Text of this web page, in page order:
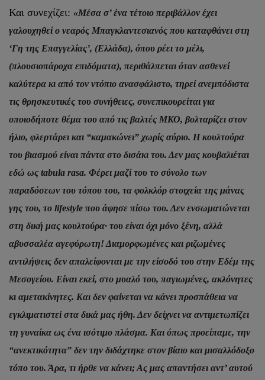
Και συνεχίζει: «Μέσα σ’ ένα τέτοιο περιβάλλον έχει
γαλουχηθεί ο νεαρός Μπαγκλαντεσιανός που καταφθάνει στη
‘Γη της Επαγγελίας’, (Ελλάδα), όπου ρέει το μέλι,
(πλουσιοπάροχα επιδόματα), περιθάλπεται όταν ασθενεί
καλύτερα κι από τον ντόπιο ανασφάλιστο, τηρεί ανεμπόδιστα
τις θρησκευτικές του συνήθειες, συνεπικουρείται για
οποιοδήποτε θέμα του από τις βαλτές ΜΚΟ, βολταρίζει στον
ήλιο, φλερτάρει και “καμακώνει” χωρίς αύριο. Η κουλτούρα
του βιασμού είναι πάντα στο δισάκι του. Δεν μας κουβαλιέται
εδώ ως tabula rasa. Φέρει μαζί του το σύνολο των
παραδόσεων του τόπου του, τα φολκλόρ στοιχεία της μάνας
γης του, το lifestyle που άφησε πίσω του. Δεν ενσωματώνεται
στη δική μας κουλτούρα· του είναι όχι μόνο ξένη, αλλά
αβυσσαλέα αγεφύρωτη! Διαμορφωμένες και ριζωμένες
αντιλήψεις δεν απαλείφονται με την είσοδό του στην Εδέμ της
Μεσογείου. Είναι εκεί, στο μυαλό του, παγιωμένες, ακλόνητες
κι αμετακίνητες. Και δεν φαίνεται να κάνει προσπάθεια να
εγκλιματιστεί στα δικά μας ήθη. Δεν δείχνει να αντιμετωπίζει
τη γυναίκα ως ένα ισότιμο πλάσμα. Και όπως προείπαμε, την
“ανεκτικότητα” δεν την διδάχτηκε στον βίαιο και μισαλλόδοξο
τόπο του. Άρα, τι ήρθε να κάνει; Ας μας απαντήσει αντ’ αυτού